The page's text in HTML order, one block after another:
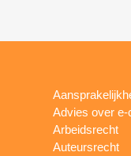
Advies over
Arbeidsrecht
Auteursrecht